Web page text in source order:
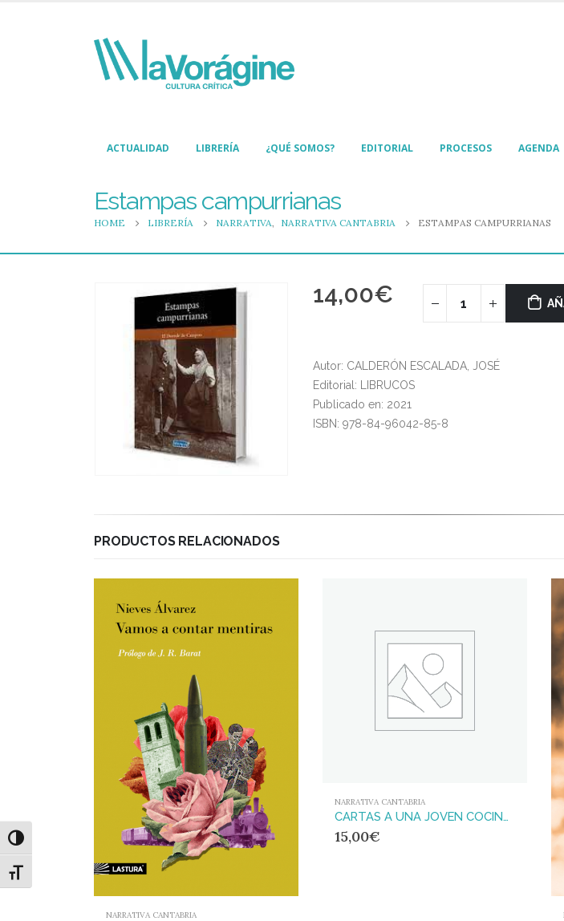
Alternar alto contraste
Alternar tamaño de letra
ACTUALIDAD LIBRERÍA ¿QUÉ SOMOS? EDITORIAL PROCESOS AGENDA
Estampas campurrianas
HOME LIBRERÍA NARRATIVA, NARRATIVA CANTABRIA ESTAMPAS CAMPURRIANAS
14,00€
Autor: CALDERÓN ESCALADA, JOSÉ
Editorial: LIBRUCOS
Publicado en: 2021
ISBN: 978-84-96042-85-8
PRODUCTOS RELACIONADOS
NARRATIVA CANTABRIA
NARRATIVA CANTABRIA
CARTAS A UNA JOVEN COCINERA : LIBELO SOBRE LA NUEVA COCINA
15,00€